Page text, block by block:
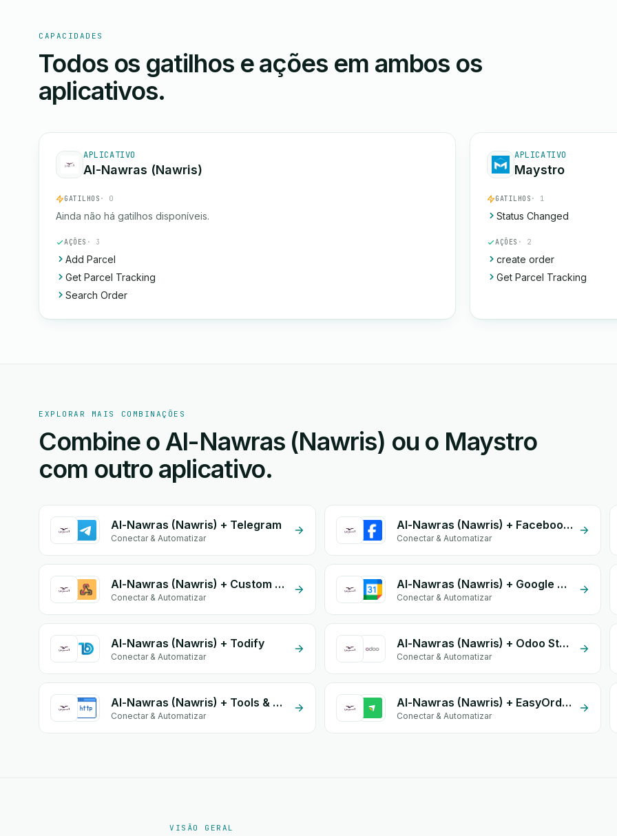
CAPACIDADES
Todos os gatilhos e ações em ambos os
aplicativos.
APLICATIVO
Al-Nawras (Nawris)
GATILHOS · 0
Ainda não há gatilhos disponíveis.
AÇÕES · 3
Add Parcel
Get Parcel Tracking
Search Order
APLICATIVO
Maystro
GATILHOS · 1
Status Changed
AÇÕES · 2
create order
Get Parcel Tracking
EXPLORAR MAIS COMBINAÇÕES
Combine o Al-Nawras (Nawris) ou o Maystro
com outro aplicativo.
Al-Nawras (Nawris) + Telegram
Conectar & Automatizar
Al-Nawras (Nawris) + Facebook Commerce
Conectar & Automatizar
Al-Nawras (Nawris) + Custom Webhook
Conectar & Automatizar
Al-Nawras (Nawris) + Google Calendar
Conectar & Automatizar
Al-Nawras (Nawris) + Todify
Conectar & Automatizar
Al-Nawras (Nawris) + Odoo Stock
Conectar & Automatizar
Al-Nawras (Nawris) + Tools & HTTP
Conectar & Automatizar
Al-Nawras (Nawris) + EasyOrders
Conectar & Automatizar
VISÃO GERAL